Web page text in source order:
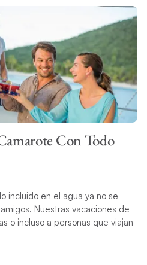
Con Todo
incluido en el agua ya no se
Nuestras vacaciones de
o incluso a personas que viajan